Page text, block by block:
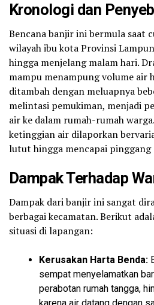
​Kronologi dan
​Bencana banjir ini bermula saat
wilayah ibu kota Provinsi
hingga menjelang malam hari.
mampu menampung volume air
ditambah dengan meluapnya
melintasi pemukiman, menjadi
air ke dalam rumah-rumah
ketinggian air dilaporkan
lutut hingga mencapai pinggang
​Dampak Terhadap
​Dampak dari banjir ini sangat
berbagai kecamatan. Berikut
situasi di lapangan:
Kerusakan Harta Benda:
sempat menyelamatkan
perabotan rumah tangga,